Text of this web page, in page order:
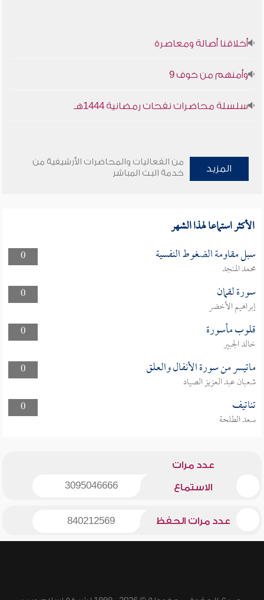
أخلاقنا أصالة ومعاصرة
وأمنهم من خوف 9
سلسلة محاضرات نفحات رمضانية 1444هـ
المزيد
من الفعاليات والمحاضرات الأرشيفية من
خدمة البث المباشر
الأكثر استماعا لهذا الشهر
0 سبل مقاومة الضغوط النفسية
محمد المنجد
0
سورة لقمان
إبراهيم الأخضر
0
قلوب مأسورة
خالد الجبير
0
ماتيسر من سورة الأنفال والعلق
شعبان عبد العزيز الصياد
0
تناتيف
سعد الطلحة
عدد مرات
الاستماع 3095046666
عدد مرات الحفظ 840212569